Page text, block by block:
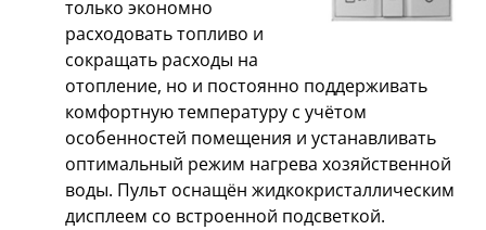
только экономно
расходовать топливо и
сокращать расходы на
отопление, но и постоянно поддерживать
комфортную температуру с учётом
особенностей помещения и устанавливать
оптимальный режим нагрева хозяйственной
воды. Пульт оснащён жидкокристаллическим
дисплеем со встроенной подсветкой.